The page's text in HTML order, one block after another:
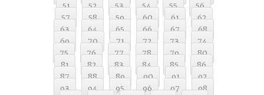
51
52 53 54 55
56
57
58 59 60 61
62
63
64 65 66 67
68
69
70 71 72 73
74
75
76 77 78 79
80
81
82 83 84 85
86
87
88 89 90 91
92
93
94 95 96 97
98